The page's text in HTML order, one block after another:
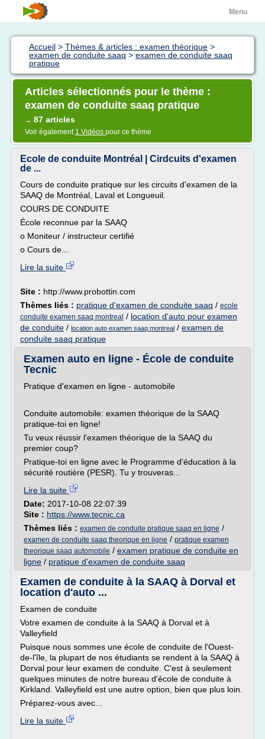
Menu
Accueil > Thèmes & articles : examen théorique >
examen de conduite saaq > examen de conduite saaq
pratique
Articles sélectionnés pour le thème :
examen de conduite saaq pratique
→ 87 articles
Voir également 1 Vidéos pour ce thème
Ecole de conduite Montréal | Cirdcuits d'examen
de ...
Cours de conduite pratique sur les circuits d'examen de la
SAAQ de Montréal, Laval et Longueuil.
COURS DE CONDUITE
École reconnue par la SAAQ
o Moniteur / instructeur certifié
o Cours de...
Lire la suite
Site : http://www.probottin.com
Thèmes liés : pratique d'examen de conduite saaq / ecole
conduite examen saaq montreal / location d'auto pour examen
de conduite / location auto examen saaq montreal / examen de
conduite saaq pratique
Examen auto en ligne - École de conduite
Tecnic
Pratique d'examen en ligne - automobile
Conduite automobile: examen théorique de la SAAQ
pratique-toi en ligne!
Tu veux réussir l'examen théorique de la SAAQ du
premier coup?
Pratique-toi en ligne avec le Programme d'éducation à la
sécurité routière (PESR). Tu y trouveras...
Lire la suite
Date: 2017-10-08 22:07:39
Site : https://www.tecnic.ca
Thèmes liés : examen de conduite pratique saaq en ligne /
examen de conduite saaq theorique en ligne / pratique examen
theorique saaq automobile / examen pratique de conduite en
ligne / pratique d'examen de conduite saaq
Examen de conduite à la SAAQ à Dorval et
location d'auto ...
Examen de conduite
Votre examen de conduite à la SAAQ à Dorval et à
Valleyfield
Puisque nous sommes une école de conduite de l'Ouest-
de-l'île, la plupart de nos étudiants se rendent à la SAAQ à
Dorval pour leur examen de conduite. C'est à seulement
quelques minutes de notre bureau d'école de conduite à
Kirkland. Valleyfield est une autre option, bien que plus loin.
Préparez-vous avec...
Lire la suite